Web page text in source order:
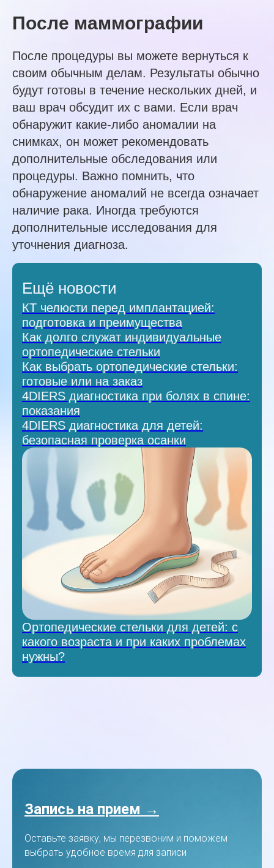
После маммографии
После процедуры вы можете вернуться к
своим обычным делам. Результаты обычно
будут готовы в течение нескольких дней, и
ваш врач обсудит их с вами. Если врач
обнаружит какие-либо аномалии на
снимках, он может рекомендовать
дополнительные обследования или
процедуры. Важно помнить, что
обнаружение аномалий не всегда означает
наличие рака. Иногда требуются
дополнительные исследования для
уточнения диагноза.
Ещё новости
КТ челюсти перед имплантацией:
подготовка и преимущества
Как долго служат индивидуальные
ортопедические стельки
Как выбрать ортопедические стельки:
готовые или на заказ
4DIERS диагностика при болях в спине:
показания
4DIERS диагностика для детей:
безопасная проверка осанки
Ортопедические стельки для детей: с
какого возраста и при каких проблемах
нужны?
Запись на прием →
Оставьте заявку, мы перезвоним и поможем
выбрать удобное время для записи